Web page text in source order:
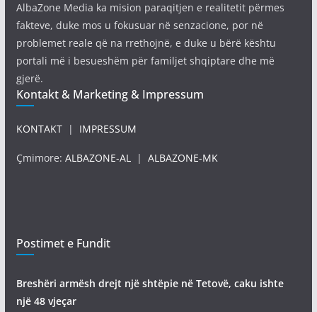
AlbaZone Media ka mision paraqitjen e realitetit përmes
fakteve, duke mos u fokusuar në senzacione, por në
problemet reale që na rrethojnë, e duke u bërë kështu
portali më i besueshëm për familjet shqiptare dhe më
gjerë.
Kontakt & Marketing & Impressum
KONTAKT| IMPRESSUM
Çmimore: ALBAZONE-AL| ALBAZONE-MK
Postimet e Fundit
Breshëri armësh drejt një shtëpie në Tetovë, caku ishte
një 48 vjeçar